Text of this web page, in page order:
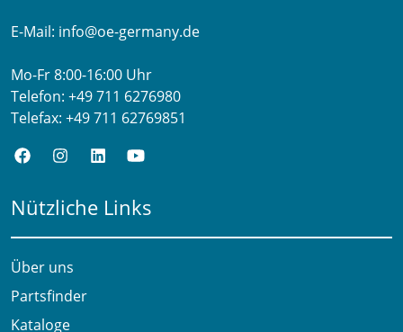
E-Mail: info@oe-germany.de
Mo-Fr 8:00-16:00 Uhr
Telefon: +49 711 6276980
Telefax: +49 711 62769851
Nützliche Links
Über uns
Partsfinder
Kataloge